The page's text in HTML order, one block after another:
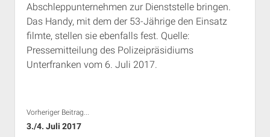
Abschleppunternehmen zur Dienststelle bringen.
Das Handy, mit dem der 53-Jährige den Einsatz
filmte, stellen sie ebenfalls fest. Quelle:
Pressemitteilung des Polizeipräsidiums
Unterfranken vom 6. Juli 2017.
Vorheriger Beitrag...
3./4. Juli 2017